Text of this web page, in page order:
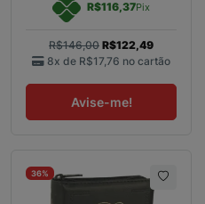
R$116,37Pix
R$146,00 R$122,49
8x de R$17,76 no cartão
Avise-me!
36%